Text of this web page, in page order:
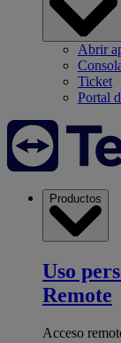
Abrir
Ticket
Portal
Productos
Uso
Remote
Acceso